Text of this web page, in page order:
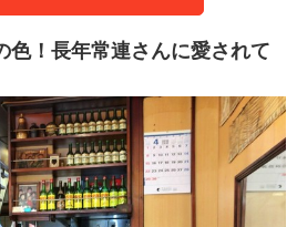
色！長年常連さんに愛されて